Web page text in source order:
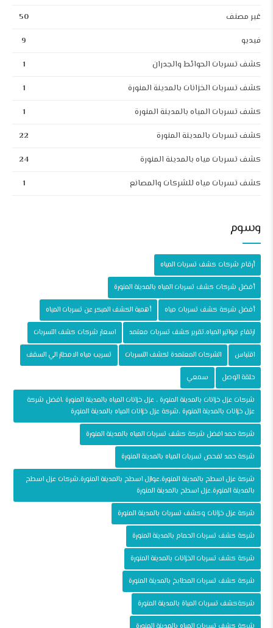
غير مصنف
50
فيديو
9
كشف تسربات الحوائط والجدران
1
كشف تسربات الخزانات بالمدينة المنورة
1
كشف تسربات المياه بالمدينة المنورة
1
كشف تسربات بالمدينة المنورة
22
كشف تسربات مياه بالمدينة المنورة
24
كشف تسربات مياه للشركات والمصانع
1
وسوم
أرقام شركات كشف تسربات المياه
أفضل شركات كشف تسربات المياه بالمدينة المنورة
أفضل شركة كشف تسربات مياه أهمية الكشف المبكر عن تسربات المياه
ارتفاع فواتير المياه،تقرير كشف تسربات معتمد اسعار شركات كشف التسربات
اقتباس الشركات المعتمدة لكشف التسربات تسريب مياه الامطار الي السقف
حلقة الوصل سمعي
شركات عزل خزانات بالمدينة المنورة ، عزل خزانات المياه بالمدينة المنورة ،افضل شركة
عزل خزانات بالمدينة المنورة ،شركة عزل خزانات المياه بالمدينة المنورة
شركة حمد افضل شركة كشف تسربات المياه بالمدينة المنورة
شركة حمد لفحص تسربات المياه بالمدينة المنورة
شركة عزل اسطح بالمدينة المنورة،عوازل اسطح بالمدينة المنورة،شركات عزل اسطح
بالمدينة المنورة،عزل اسطح بالمدينة المنورة
شركة عزل خزانات وكشف تسربات بالمدينة المنورة
شركة كشف تسربات الحمام بالمدينة المنورة
شركة كشف تسربات الخزانات بالمدينة المنورة
شركة كشف تسربات المطابخ بالمدينة المنورة
شركةكشف تسربات المياة بالمدينة المنورة